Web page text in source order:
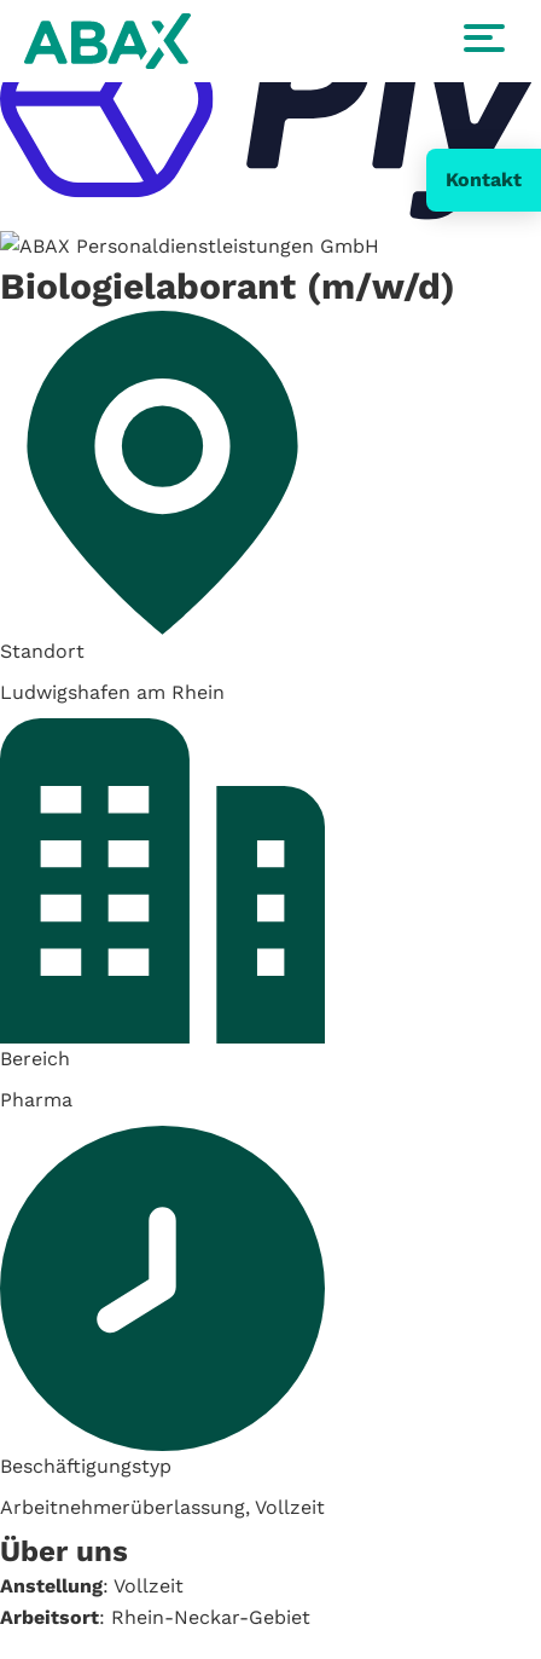
Kontakt
Biologielaborant (m/w/d)
Standort
Ludwigshafen am Rhein
Bereich
Pharma
Beschäftigungstyp
Arbeitnehmerüberlassung, Vollzeit
Über uns
Anstellung: Vollzeit
Arbeitsort: Rhein-Neckar-Gebiet